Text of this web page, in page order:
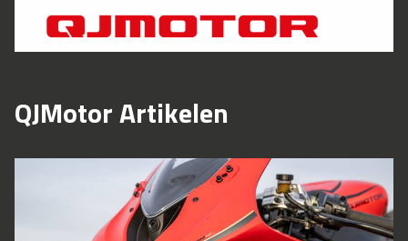
QJMotor Artikelen